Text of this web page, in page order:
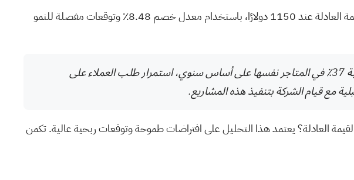
أغلقت أسهم شركة Comfort Systems USA عند 1794.04 دولارًا، بينما تقدر معظم الروايات المتداولة القيمة العادلة عند 1150 دولارًا، باستخدام معدل خصم 8.48٪ وتوقعات مفصلة للنمو
يُظهر تراكم المشاريع القوي والمتزايد، والذي يبلغ حاليًا رقمًا قياسيًا قدره 8.1 مليار دولار مع نمو بنسبة 37٪ في المتاجر نفسها على أساس سنوي، استمرار طلب العملاء على
مع قيام الشركة بتنفيذ هذه المشاريع.
العادلة؟ يعتمد هذا التحليل على افتراضات طموحة وتوقعات ربحية عالية. تكمن